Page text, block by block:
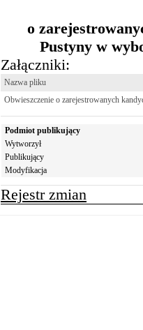
o
Pustyny w
Załączniki:
Nazwa pliku
Obwieszczenie o zarejestrowanych
Podmiot publikujący
Wytworzył
Publikujący
Modyfikacja
Rejestr zmian